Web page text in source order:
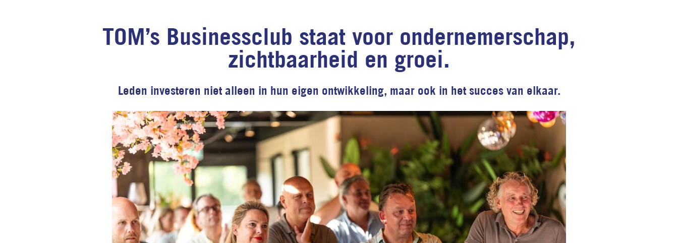
TOM’s Businessclub staat voor ondernemerschap,
zichtbaarheid en groei.
Leden investeren niet alleen in hun eigen ontwikkeling, maar ook in het succes van elkaar.